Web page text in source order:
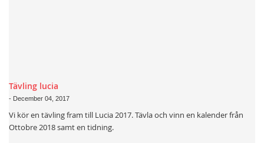
Tävling lucia
- December 04, 2017
Vi kör en tävling fram till Lucia 2017. Tävla och vinn en kalender från
Ottobre 2018 samt en tidning.